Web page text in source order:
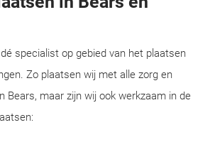
specialist op gebied van het plaatsen
Zo plaatsen wij met alle zorg en
Bears, maar zijn wij ook werkzaam in de